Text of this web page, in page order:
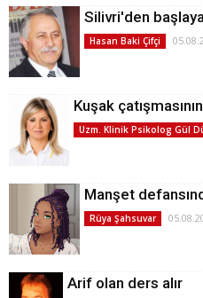
Silivri'den
Hasan Baki Çifçi
Kuşak
Uzm. Klinik Psikolog Gül
Manşet
Rüya Şahsuvar
Arif olan ders alır